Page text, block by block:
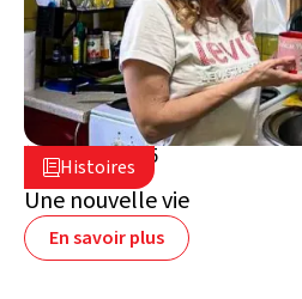
Histoires
13 août 2025
Ukraine
Une nouvelle vie
En savoir plus